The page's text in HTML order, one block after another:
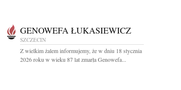
GENOWEFA ŁUKASIEWICZ
SZCZECIN
Z wielkim żalem informujemy, że w dniu 18 stycznia
2026 roku w wieku 87 lat zmarła Genowefa...